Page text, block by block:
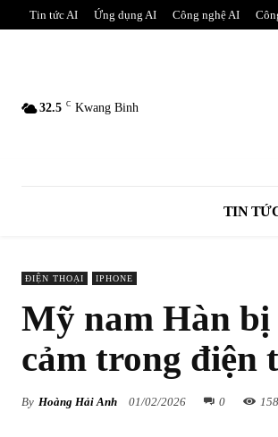
Tin tức AI Ứng dụng AI Công nghệ AI
32.5 C Kwang Binh
TIN
ĐIỆN THOẠI IPHONE
Mỹ nam Hàn
cảm trong điện
By Hoàng Hải Anh 01/02/2026 0 158